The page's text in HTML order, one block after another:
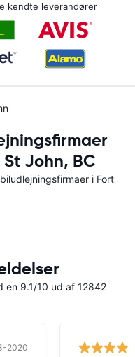
kendte leverandører
John, BC
i Fort
en 9.1/10 ud af 12842
2020